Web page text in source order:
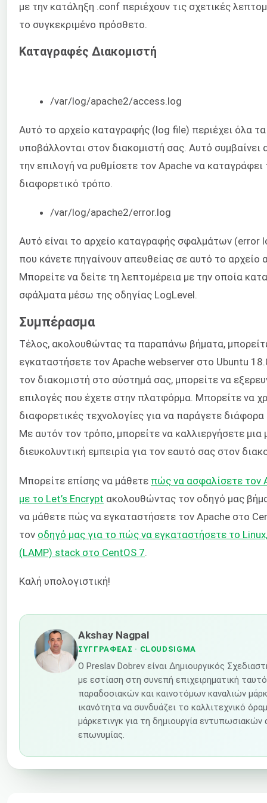
με την κατάληξη .conf περιέχουν τις σχετικές
το συγκεκριμένο πρόσθετο.
Καταγραφές Διακομιστή
/var/log/apache2/access.log
Αυτό το αρχείο καταγραφής (log file) περιέχει όλα
υποβάλλονται στον διακομιστή σας. Αυτό
την επιλογή να ρυθμίσετε τον Apache να καταγράφει
διαφορετικό τρόπο.
/var/log/apache2/error.log
Αυτό είναι το αρχείο καταγραφής σφαλμάτων
που κάνετε πηγαίνουν απευθείας σε αυτό το αρχείο
Μπορείτε να δείτε τη λεπτομέρεια με την οποία
σφάλματα μέσω της οδηγίας LogLevel.
Συμπέρασμα
Τέλος, ακολουθώντας τα παραπάνω βήματα,
εγκαταστήσετε τον Apache webserver στο Ubuntu
τον διακομιστή στο σύστημά σας, μπορείτε να
επιλογές που έχετε στην πλατφόρμα. Μπορείτε να
διαφορετικές τεχνολογίες για να παράγετε διάφορα
Με αυτόν τον τρόπο, μπορείτε να καλλιεργήσετε μια
διευκολυντική εμπειρία για τον εαυτό σας στον
Μπορείτε επίσης να μάθετε πώς να ασφαλίσετε τον
με το Let’s Encrypt ακολουθώντας τον οδηγό μας
να μάθετε πώς να εγκαταστήσετε τον Apache στο
τον οδηγό μας για το πώς να εγκαταστήσετε το
(LAMP) stack στο CentOS 7
Καλή υπολογιστική!
Akshay Nagpal
ΣΥΓΓΡΑΦΈΑΣ · CLOUDSIGMA
Ο Preslav Dobrev είναι Δημιουργικός
με εστίαση στη συνεπή επιχειρηματική
παραδοσιακών και καινοτόμων καναλιών
ικανότητα να συνδυάζει το καλλιτεχνικό
μάρκετινγκ για τη δημιουργία
επωνυμίας.